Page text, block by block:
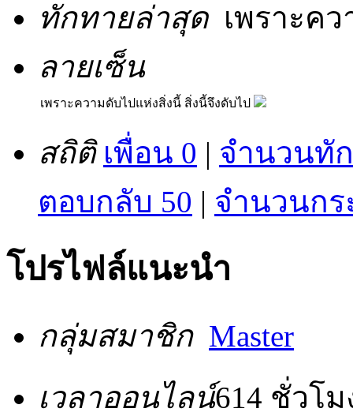
ทักทายล่าสุด เพราะค
ลายเซ็น
เพราะความดับไปแห่งสิ่งนี้ สิ่งนี้จึงดับไป
สถิติ เพื่อน 0 | จำนวนทั
ตอบกลับ 50 | จำนวนกร
โปรไฟล์แนะนำ
กลุ่มสมาชิก Master
เวลาออนไลน์614 ชั่วโม